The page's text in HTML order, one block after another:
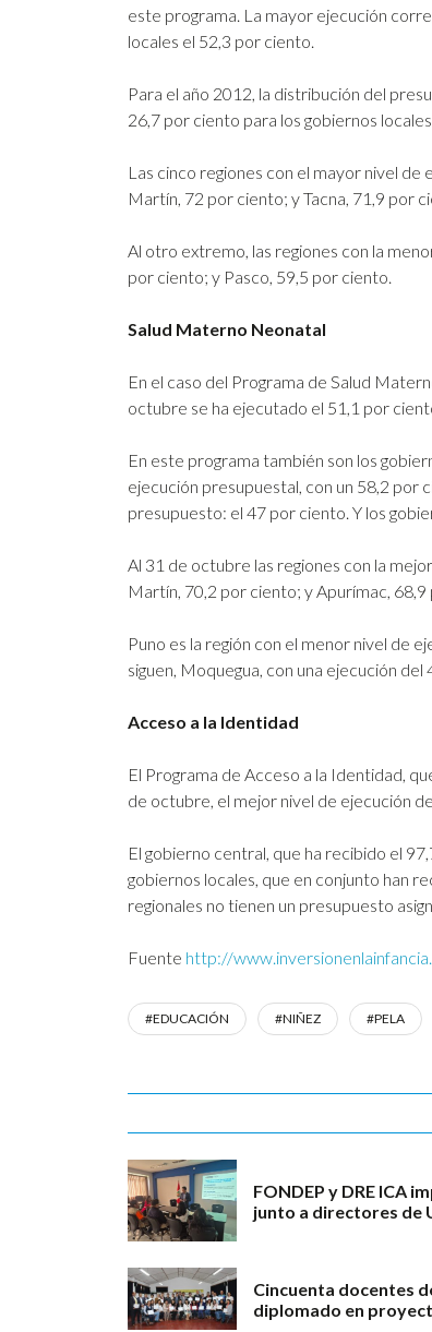
este programa. La mayor ejecución
locales el 52,3 por ciento.
Para el año 2012, la distribución del
26,7 por ciento para los gobiernos
Las cinco regiones con el mayor nivel
Martín, 72 por ciento; y Tacna, 71,9 por
Al otro extremo, las regiones con la
por ciento; y Pasco, 59,5 por ciento.
Salud Materno Neonatal
En el caso del Programa de Salud
octubre se ha ejecutado el 51,1 por
En este programa también son los
ejecución presupuestal, con un 58,2 por
presupuesto: el 47 por ciento. Y los
Al 31 de octubre las regiones con la
Martín, 70,2 por ciento; y Apurímac, 68,9
Puno es la región con el menor nivel de
siguen, Moquegua, con una ejecución
Acceso a la Identidad
El Programa de Acceso a la Identidad,
de octubre, el mejor nivel de ejecución
El gobierno central, que ha recibido el
gobiernos locales, que en conjunto han
regionales no tienen un presupuesto
Fuente http://
#EDUCACIÓN #NIÑEZ #PELA
FONDEP y DRE ICA
junto a directores de
Cincuenta docentes
diplomado en